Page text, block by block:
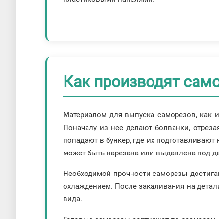
Как производят
Материалом для выпуска саморезов, как
Поначалу из нее делают болванки,
попадают в бункер, где их
может быть нарезана или выдавлена под
Необходимой прочности саморезы
охлаждением. После закаливания на
вида.